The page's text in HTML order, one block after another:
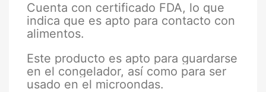
Cuenta con certificado FDA, lo que
indica que es apto para contacto con
alimentos.
Este producto es apto para guardarse
en el congelador, así como para ser
usado en el microondas.